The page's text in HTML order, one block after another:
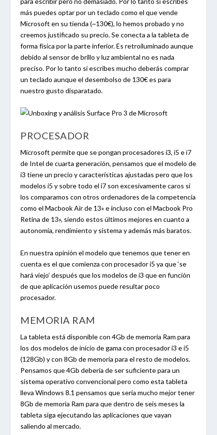
más puedes optar por un teclado como el que vende
Microsoft en su tienda (~130€), lo hemos probado y no
creemos justificado su precio. Se conecta a la tableta de
forma física por la parte inferior. Es retroiluminado aunque
debido al sensor de brillo y luz ambiental no es nada
preciso. Por lo tanto si escribes mucho deberás comprar
un teclado aunque el desembolso de 130€ es para
nuestro gusto disparatado.
PROCESADOR
Microsoft permite que se pongan procesadores i3, i5 e i7
de Intel de cuarta generación, pensamos que el modelo de
i3 tiene un precio y características ajustadas pero que los
modelos i5 y sobre todo el i7 son excesivamente caros si
los comparamos con otros ordenadores de la competencia
como el Macbook Air de 13» e incluso con el Macbook Pro
Retina de 13», siendo estos últimos mejores en cuanto a
autonomía, rendimiento y sistema y además más baratos.
En nuestra opinión el modelo que tenemos que tener en
cuenta es el que comienza con procesador i5 ya que ‘se
hará viejo’ después que los modelos de i3 que en función
de que aplicación usemos puede resultar poco
procesador.
MEMORIA RAM
La tableta está disponible con 4Gb de memoria Ram para
los dos modelos de inicio de gama con procesador i3 e i5
(128Gb) y con 8Gb de memoria para el resto de modelos.
Pensamos que 4Gb debería de ser suficiente para un
sistema operativo convencional pero como esta tableta
lleva Windows 8.1 pensamos que sería mucho mejor tener
8Gb de memoria Ram para que dentro de seis meses la
tableta siga ejecutando las aplicaciones que vayan
saliendo al mercado.